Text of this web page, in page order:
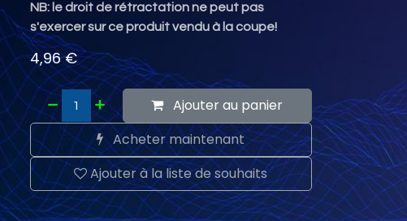
NB: le droit de rétractation ne peut pas
s'exercer sur ce produit vendu à la coupe!
4,96€
Ajouter au panier
Acheter maintenant
Ajouter à la liste de souhaits